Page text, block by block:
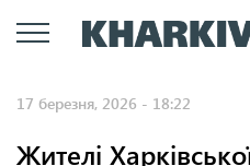
17 березня, 2026 - 18:22
Жителі